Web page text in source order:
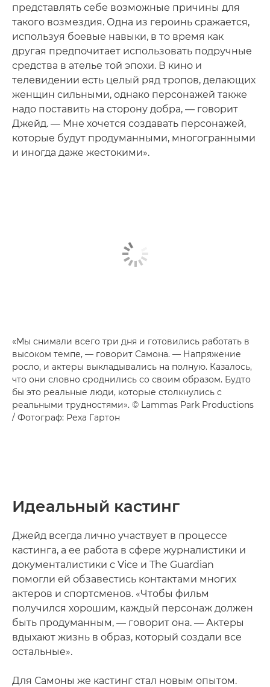
представлять себе возможные причины для
такого возмездия. Одна из героинь сражается,
используя боевые навыки, в то время как
другая предпочитает использовать подручные
средства в ателье той эпохи. В кино и
телевидении есть целый ряд тропов, делающих
женщин сильными, однако персонажей также
надо поставить на сторону добра, — говорит
Джейд. — Мне хочется создавать персонажей,
которые будут продуманными, многогранными
и иногда даже жестокими».
«Мы снимали всего три дня и готовились работать в
высоком темпе, — говорит Самона. — Напряжение
росло, и актеры выкладывались на полную. Казалось,
что они словно сроднились со своим образом. Будто
бы это реальные люди, которые столкнулись с
реальными трудностями». © Lammas Park Productions
/ Фотограф: Реха Гартон
Идеальный кастинг
Джейд всегда лично участвует в процессе
кастинга, а ее работа в сфере журналистики и
документалистики с Vice и The Guardian
помогли ей обзавестись контактами многих
актеров и спортсменов. «Чтобы фильм
получился хорошим, каждый персонаж должен
быть продуманным, — говорит она. — Актеры
вдыхают жизнь в образ, который создали все
остальные».
Для Самоны же кастинг стал новым опытом.